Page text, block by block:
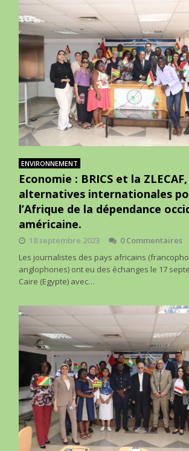
ENVIRONNEMENT
Economie : BRICS et la
alternatives internationales
l’Afrique de la dépendance
américaine.
18 septembre 2023
0 Commentaires
Les journalistes des pays africains
anglophones) ont eu des échanges le 17
Caire (Egypte) avec…